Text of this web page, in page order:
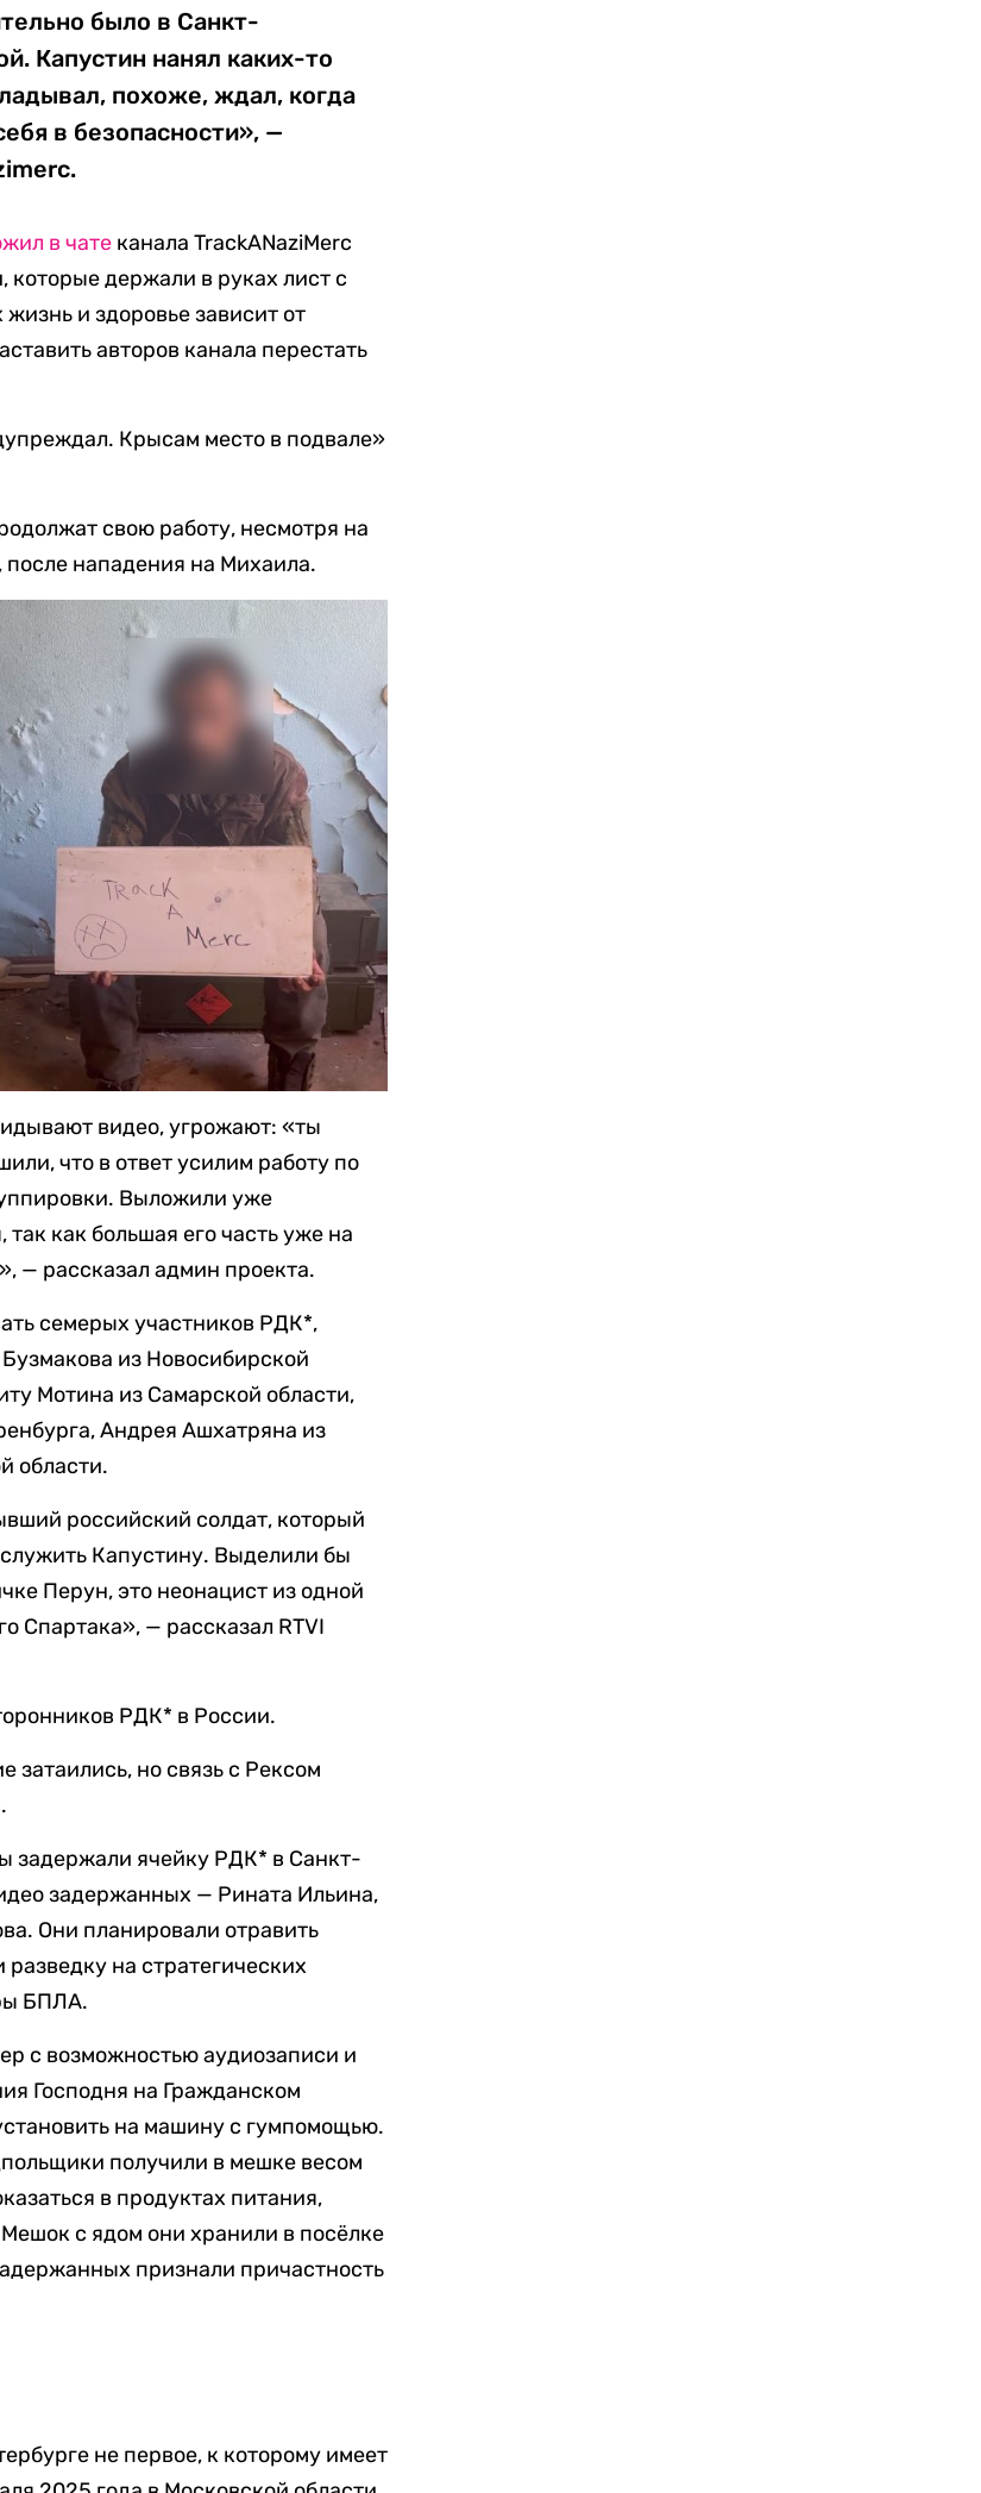
было в Санкт-
Капустин нанял каких-то
похоже, ждал, когда
в безопасности», —
в чате канала TrackANaziMerc
держали в руках лист с
и здоровье зависит от
авторов канала перестать
Крысам место в подвале»
свою работу, несмотря на
нападения на Михаила.
видео, угрожают: «ты
что в ответ усилим работу по
Выложили уже
как большая его часть уже на
— рассказал админ проекта.
семерых участников РДК*,
из Новосибирской
Мотина из Самарской области,
Андрея Ашхатряна из
области.
российский солдат, который
служить Капустину. Выделили бы
Перун, это неонацист из одной
Спартака», — рассказал RTVI
РДК* в России.
затаились, но связь с Рексом
задержали ячейку РДК* в Санкт-
задержанных — Рината Ильина,
Они планировали отравить
на стратегических
БПЛА.
с возможностью аудиозаписи и
Господня на Гражданском
на машину с гумпомощью.
получили в мешке весом
в продуктах питания,
с ядом они хранили в посёлке
признали причастность
не первое, к которому имеет